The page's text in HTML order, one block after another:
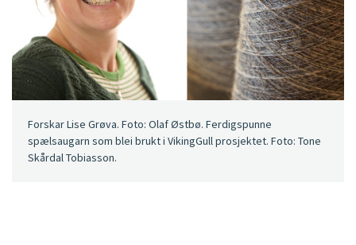
Forskar Lise Grøva. Foto: Olaf Østbø. Ferdigspunne
spælsaugarn som blei brukt i VikingGull prosjektet. Foto: Tone
Skårdal Tobiasson.